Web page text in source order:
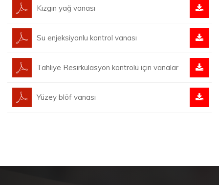
Kızgın yağ vanası
Su enjeksiyonlu kontrol vanası
Tahliye Resirkülasyon kontrolü için vanalar
Yüzey blöf vanası